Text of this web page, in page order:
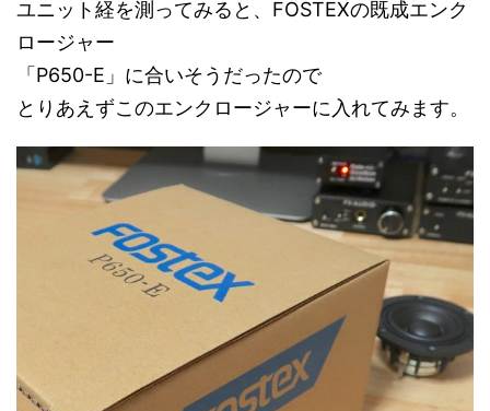
ユニット経を測ってみると、FOSTEXの既成エンク
ロージャー
「P650-E」に合いそうだったので
とりあえずこのエンクロージャーに入れてみます。